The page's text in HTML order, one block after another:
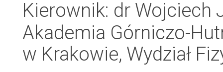
Kierownik: dr Wojciech
Akademia Górniczo-
w Krakowie, Wydział